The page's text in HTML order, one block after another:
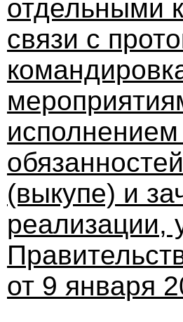
отдельными
связи с
(выкупе) и
реализации,
от 9 января